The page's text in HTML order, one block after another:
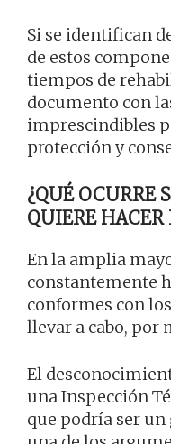
Si se identifican
de estos
tiempos de
documento con
imprescindibles
protección y
¿QUÉ OCURRE
QUIERE HACER
En la amplia
constantemente
conformes con
llevar a cabo, por
El
una Inspección
que podría ser un